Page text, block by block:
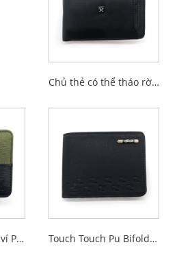
Chủ thẻ có thể tháo rời đã chèn ví bifold cho nam giới
Polyester hỗn hợp ví PU Bifold cho nam giới Touch Touch Pu Bifold Wallets for Men